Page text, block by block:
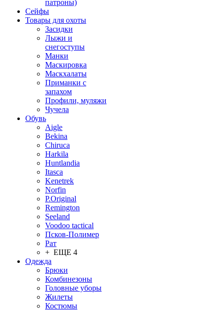
патроны)
Сейфы
Товары для охоты
Засидки
Лыжи и
снегоступы
Манки
Маскировка
Маскхалаты
Приманки с
запахом
Профили, муляжи
Чучела
Обувь
Aigle
Bekina
Chiruсa
Harkila
Huntlandia
Itasca
Kenetrek
Norfin
P.Original
Remington
Seeland
Voodoo tactical
Псков-Полимер
Рат
+ ЕЩЕ 4
Одежда
Брюки
Комбинезоны
Головные уборы
Жилеты
Костюмы